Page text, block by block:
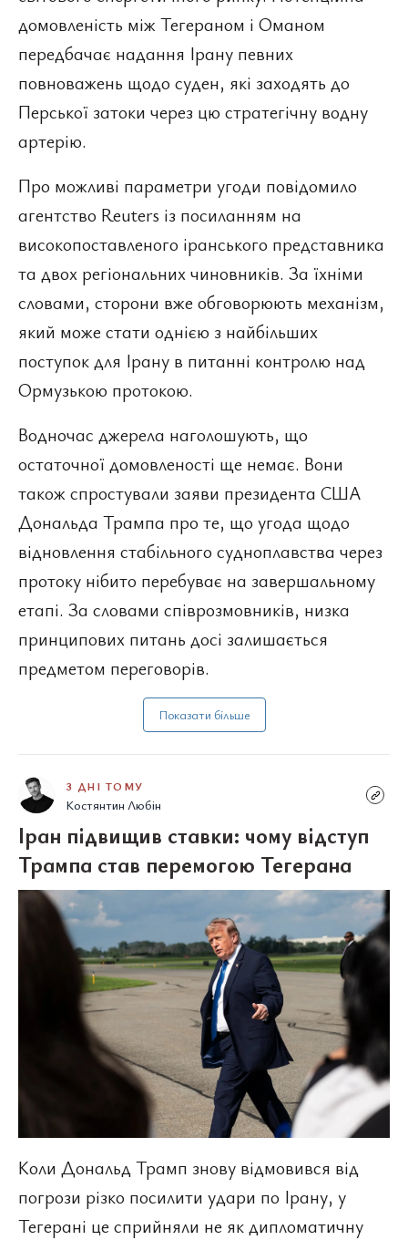
домовленість між Тегераном і Оманом
передбачає надання Ірану певних
повноважень щодо суден, які заходять до
Перської затоки через цю стратегічну водну
артерію.
Про можливі параметри угоди повідомило
агентство Reuters із посиланням на
високопоставленого іранського представника
та двох регіональних чиновників. За їхніми
словами, сторони вже обговорюють механізм,
який може стати однією з найбільших
поступок для Ірану в питанні контролю над
Ормузькою протокою.
Водночас джерела наголошують, що
остаточної домовленості ще немає. Вони
також спростували заяви президента США
Дональда Трампа про те, що угода щодо
відновлення стабільного судноплавства через
протоку нібито перебуває на завершальному
етапі. За словами співрозмовників, низка
принципових питань досі залишається
предметом переговорів.
Показати більше
3 ДНІ ТОМУ
Костянтин Любін
Іран підвищив ставки: чому відступ
Трампа став перемогою Тегерана
Коли Дональд Трамп знову відмовився від
погрози різко посилити удари по Ірану, у
Тегерані це сприйняли не як дипломатичну